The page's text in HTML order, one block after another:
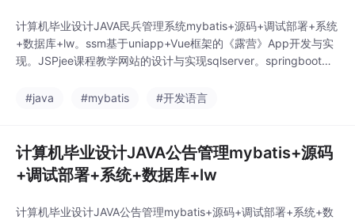
计算机毕业设计JAVA民兵管理系统mybatis+源码+调试部署+系统
+数据库+lw。ssm基于uniapp+Vue框架的《露营》App开发与实
现。JSPjee课程教学网站的设计与实现sqlserver。springboot高
理系统的设计与实现。ssm基于JAVA的OA办公系统的设计与实
#java #mybatis #开发语言
计算机毕业设计JAVA公告管理mybatis+源码
+调试部署+系统+数据库+lw
计算机毕业设计JAVA公告管理mybatis+源码+调试部署+系统+数